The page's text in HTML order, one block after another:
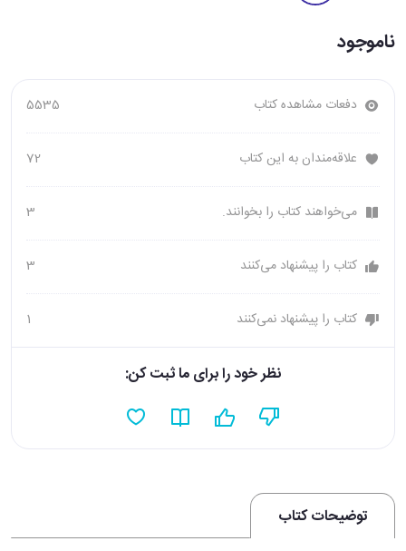
ناموجود
دفعات مشاهده کتاب 5535
علاقه‌مندان به این کتاب 72
می‌خواهند کتاب را بخوانند. 3
کتاب را پیشنهاد می‌کنند 3
کتاب را پیشنهاد نمی‌کنند 1
نظر خود را برای ما ثبت کن:
توضیحات کتاب